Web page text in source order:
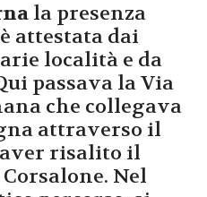
la presenza
attestata dai
località e da
passava la Via
che collegava
attraverso il
aver risalito il
Nel